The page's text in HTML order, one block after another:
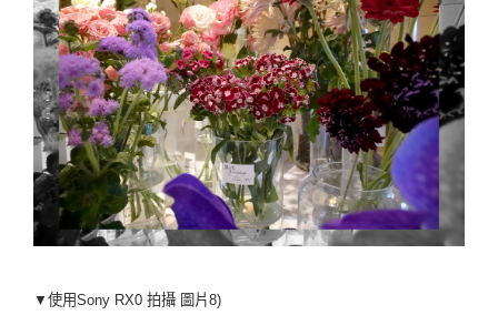
▼使用Sony RX0 拍攝 圖片8)